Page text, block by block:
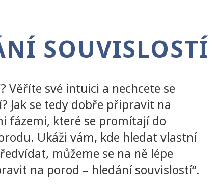
SOUVISLOSTÍ
Věříte své intuici a nechcete se
Jak se tedy dobře připravit na
fázemi, které se promítají do
Ukáži vám, kde hledat vlastní
můžeme se na ně lépe
na porod – hledání souvislostí“.